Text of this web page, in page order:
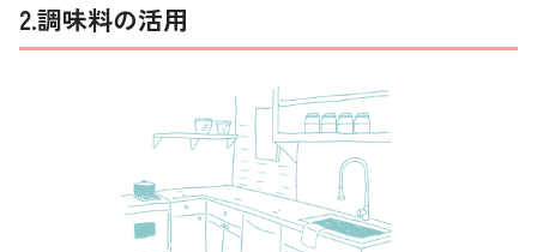
2.調味料の活用